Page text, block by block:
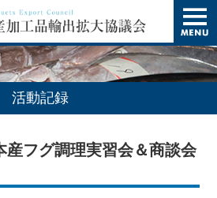
t
o
g
g
l
e
g
a
i
活動記録
産フグ調理実習会＆商談会